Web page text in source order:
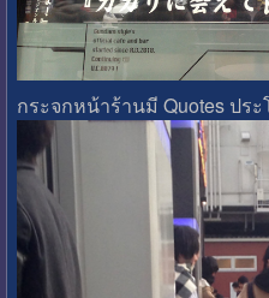
กระจกหน้าร้านมี Quotes ปร